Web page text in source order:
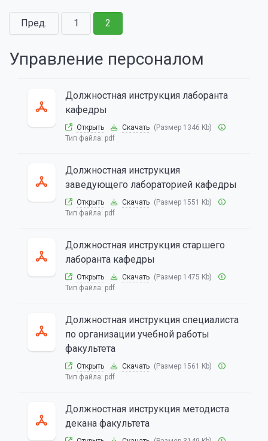
Пред. 1 2
Управление персоналом
Должностная инструкция лаборанта
кафедры
Открыть Скачать (Размер 1346 Kb)
Тип файла: pdf
Должностная инструкция
заведующего лабораторией кафедры
Открыть Скачать (Размер 1551 Kb)
Тип файла: pdf
Должностная инструкция старшего
лаборанта кафедры
Открыть Скачать (Размер 1475 Kb)
Тип файла: pdf
Должностная инструкция специалиста
по организации учебной работы
факультета
Открыть Скачать (Размер 1561 Kb)
Тип файла: pdf
Должностная инструкция методиста
декана факультета